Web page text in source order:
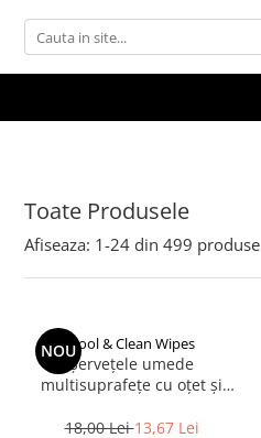
Toate Produsele
Afiseaza: 1-24 din 499 produse
NOUCool & Clean Wipes
Șervețele umede
multisuprafețe cu oțet și
Clean
18,00 Lei13,67 Lei